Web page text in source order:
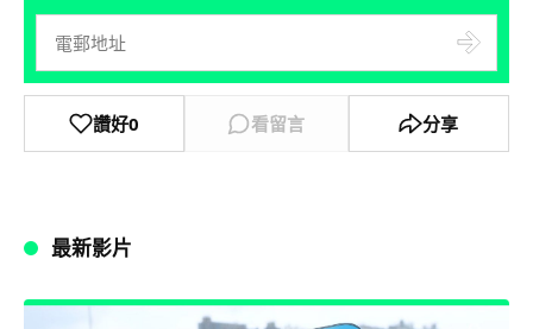
讚好0 看留言 分享
最新影片